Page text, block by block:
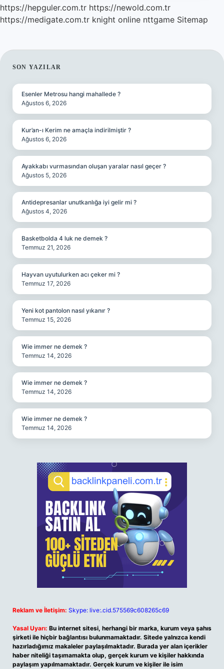
https://hepguler.com.tr https://newold.com.tr
https://medigate.com.tr knight online nttgame Sitemap
SIDEBAR
SON YAZILAR
Esenler Metrosu hangi mahallede ?
Ağustos 6, 2026
Kur’an-ı Kerim ne amaçla indirilmiştir ?
Ağustos 6, 2026
Ayakkabı vurmasından oluşan yaralar nasıl geçer ?
Ağustos 5, 2026
Antidepresanlar unutkanlığa iyi gelir mi ?
Ağustos 4, 2026
Basketbolda 4 luk ne demek ?
Temmuz 21, 2026
Hayvan uyutulurken acı çeker mi ?
Temmuz 17, 2026
Yeni kot pantolon nasıl yıkanır ?
Temmuz 15, 2026
Wie immer ne demek ?
Temmuz 14, 2026
Wie immer ne demek ?
Temmuz 14, 2026
Wie immer ne demek ?
Temmuz 14, 2026
Reklam ve İletişim: Skype: live:.cid.575569c608265c69
Yasal Uyarı: Bu internet sitesi, herhangi bir marka, kurum veya şahıs
şirketi ile hiçbir bağlantısı bulunmamaktadır. Sitede yalnızca kendi
hazırladığımız makaleler paylaşılmaktadır. Burada yer alan içerikler
haber niteliği taşımamakta olup, gerçek kurum ve kişiler hakkında
paylaşım yapılmamaktadır. Gerçek kurum ve kişiler ile isim